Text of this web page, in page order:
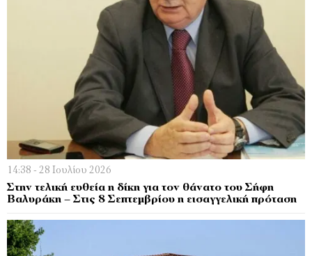
14:38 - 28 Ιουλίου 2026
Στην τελική ευθεία η δίκη για τον θάνατο του Σήφη
Βαλυράκη – Στις 8 Σεπτεμβρίου η εισαγγελική πρόταση